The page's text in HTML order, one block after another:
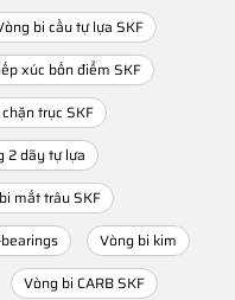
bi cầu tự lựa SKF
xúc bốn điểm SKF
trục SKF
2 dãy tự lựa
mắt trâu SKF
Vòng bi kim
Vòng bi CARB SKF